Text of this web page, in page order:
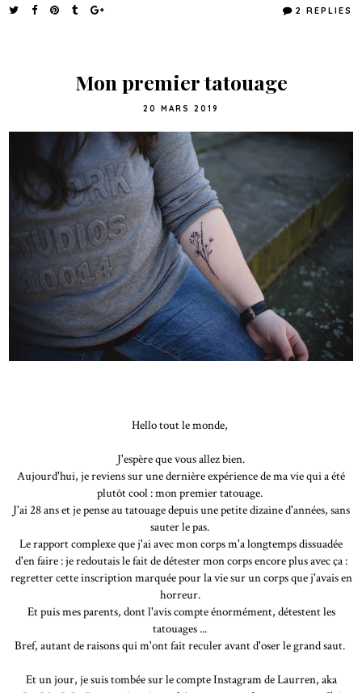
2 REPLIES
Mon premier tatouage
20 MARS 2019
Hello tout le monde,
J'espère que vous allez bien.
Aujourd'hui, je reviens sur une dernière expérience de ma vie qui a été
plutôt cool : mon premier tatouage.
J'ai 28 ans et je pense au tatouage depuis une petite dizaine d'années, sans
sauter le pas.
Le rapport complexe que j'ai avec mon corps m'a longtemps dissuadée
d'en faire : je redoutais le fait de détester mon corps encore plus avec ça :
regretter cette inscription marquée pour la vie sur un corps que j'avais en
horreur.
Et puis mes parents, dont l'avis compte énormément, détestent les
tatouages ...
Bref, autant de raisons qui m'ont fait reculer avant d'oser le grand saut.
Et un jour, je suis tombée sur le compte Instagram de Laurren, aka